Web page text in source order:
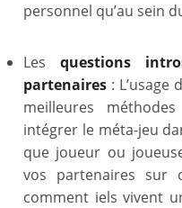
personnel qu’au sein
Les questions
partenaires : L’usage
meilleures
intégrer le méta-jeu
que joueur ou
vos partenaires sur
comment iels vivent